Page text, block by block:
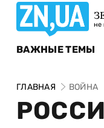
не
ВАЖНЫЕ ТЕМЫ
ГЛАВНАЯ ВОЙНА